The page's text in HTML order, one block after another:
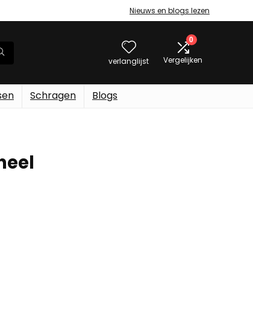
Nieuws en blogs lezen
verlanglijst
0
Vergelijken
Schragen Blogs